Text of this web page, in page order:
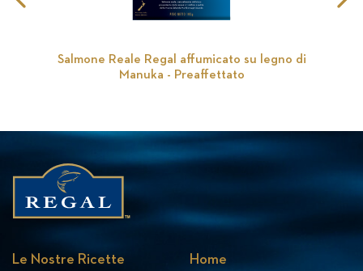
Salmone Reale Regal affumicato su legno di
Manuka - Preaffettato
Previous
Slide
Le Nostre Ricette Home